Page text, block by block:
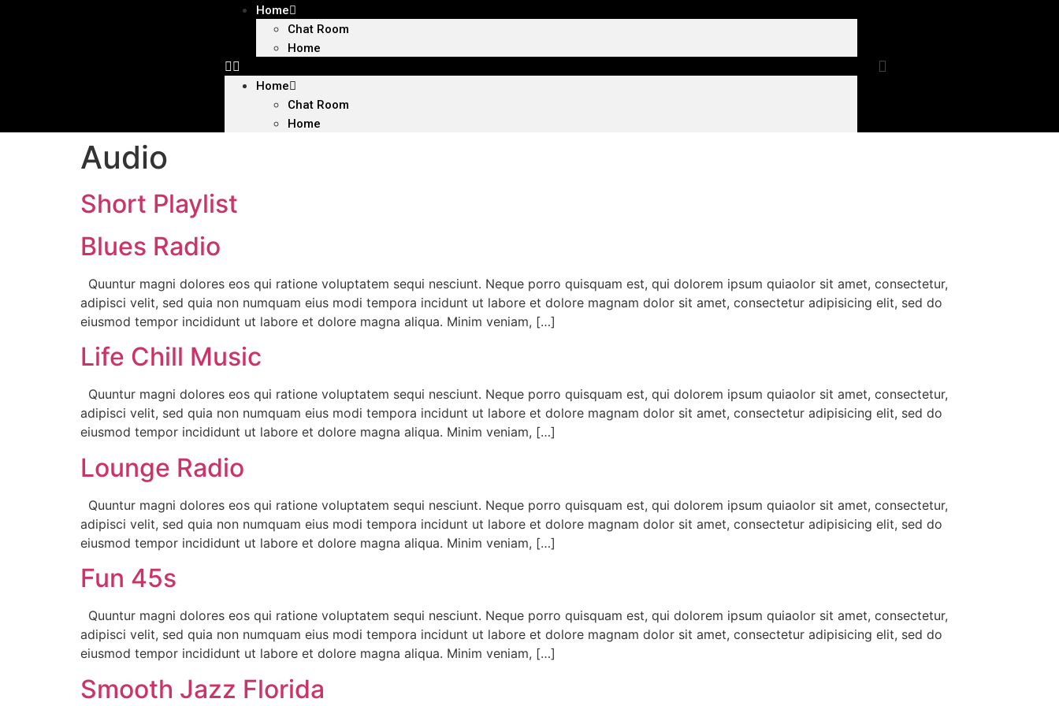
Home
Chat Room
Home
Home
Chat Room
Home
Audio
Short Playlist
Blues Radio
Quuntur magni dolores eos qui ratione voluptatem sequi nesciunt. Neque porro quisquam est, qui dolorem ipsum quiaolor sit amet, consectetur,
adipisci velit, sed quia non numquam eius modi tempora incidunt ut labore et dolore magnam dolor sit amet, consectetur adipisicing elit, sed do
eiusmod tempor incididunt ut labore et dolore magna aliqua. Minim veniam, […]
Life Chill Music
Quuntur magni dolores eos qui ratione voluptatem sequi nesciunt. Neque porro quisquam est, qui dolorem ipsum quiaolor sit amet, consectetur,
adipisci velit, sed quia non numquam eius modi tempora incidunt ut labore et dolore magnam dolor sit amet, consectetur adipisicing elit, sed do
eiusmod tempor incididunt ut labore et dolore magna aliqua. Minim veniam, […]
Lounge Radio
Quuntur magni dolores eos qui ratione voluptatem sequi nesciunt. Neque porro quisquam est, qui dolorem ipsum quiaolor sit amet, consectetur,
adipisci velit, sed quia non numquam eius modi tempora incidunt ut labore et dolore magnam dolor sit amet, consectetur adipisicing elit, sed do
eiusmod tempor incididunt ut labore et dolore magna aliqua. Minim veniam, […]
Fun 45s
Quuntur magni dolores eos qui ratione voluptatem sequi nesciunt. Neque porro quisquam est, qui dolorem ipsum quiaolor sit amet, consectetur,
adipisci velit, sed quia non numquam eius modi tempora incidunt ut labore et dolore magnam dolor sit amet, consectetur adipisicing elit, sed do
eiusmod tempor incididunt ut labore et dolore magna aliqua. Minim veniam, […]
Smooth Jazz Florida